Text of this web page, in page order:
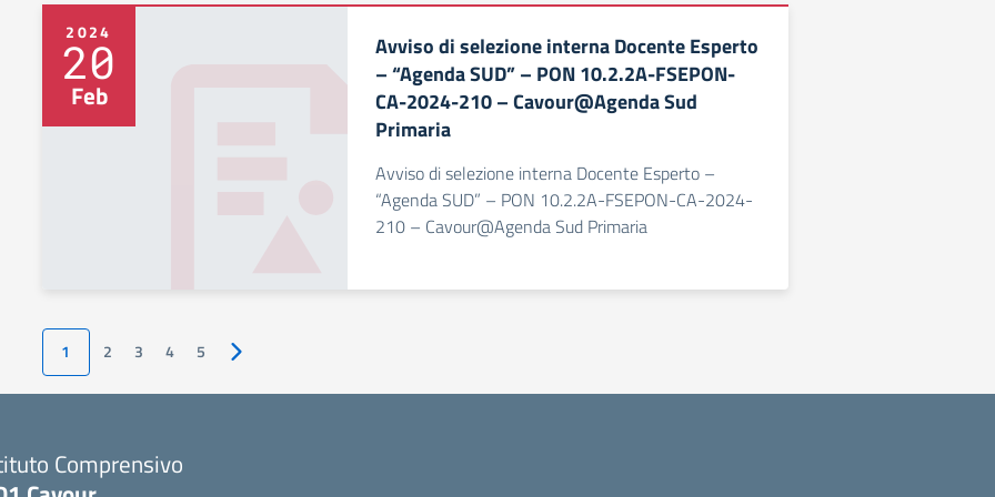
2024
20
Feb
Avviso di selezione interna Docente Esperto
– “Agenda SUD” – PON 10.2.2A-FSEPON-
CA-2024-210 – Cavour@Agenda Sud
Primaria
Avviso di selezione interna Docente Esperto –
“Agenda SUD” – PON 10.2.2A-FSEPON-CA-2024-
210 – Cavour@Agenda Sud Primaria
1 2 3 4 5 Pagina successiva
Comprensivo